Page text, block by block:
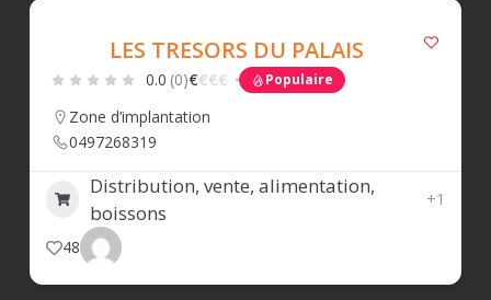
LES TRESORS DU PALAIS
0.0 (0)€€€€ Populaire
Zone d’implantation
0497268319
Distribution, vente, alimentation,
boissons
+1
48